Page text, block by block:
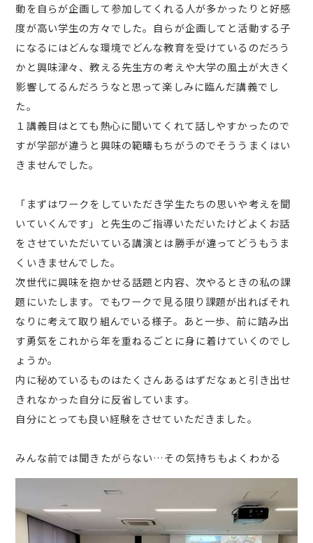
動を自らが企画して参加してくれる人が多かったりと好感
度が高い学生の方々でした。自らが企画してと活動する子
になるにはどんな環境でどんな教育を受けているのだろう
かと興味津々、教える先生方の考えや大学の風土が大きく
影響してるんだろうなと思って楽しみに臨んだ講義でし
た。
１講義目はとても熱心に聞いてくれて話しやすかったので
すが学部が違うと興味の範疇もちがうのでそううまくはい
きませんでした。
「まずはワークをしていただき学生たちの思いや考えを聞
いていくんです」と先生のご指導いただいたけどよくお話
をさせていただいている講演とは勝手が違ってどうもうま
くいきませんでした。
次世代に興味を抱かせる話題と内容、次やるときの私の課
題にいたします。でもワークで見る限り課題が出ればそれ
なりに考えて取り組んでいる様子。あと一歩、前に踏み出
す勇気をこれから年を重ねるごとに身に着けていくのでし
ょうか。
内に秘めているものはたくさんあるはずだなぁと引き出せ
きれなかった自分に反省しています。
自分にとっても良い経験をさせていただきました。
みんな前では聞きたがらない…その気持ちもよくわかる